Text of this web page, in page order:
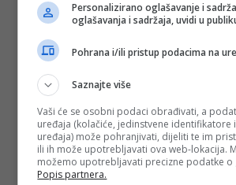
Personalizirano oglašavanje i
oglašavanja i sadržaja, uvidi u
Pohrana i/ili pristup podacima na
Saznajte više
Vaši će se osobni podaci obrađivati, a
uređaja (kolačiće, jedinstvene identifikatore
uređaja) može pohranjivati, dijeliti te im
ili ih može upotrebljavati ova web-lokacija.
možemo upotrebljavati precizne podatke o
Popis partnera.